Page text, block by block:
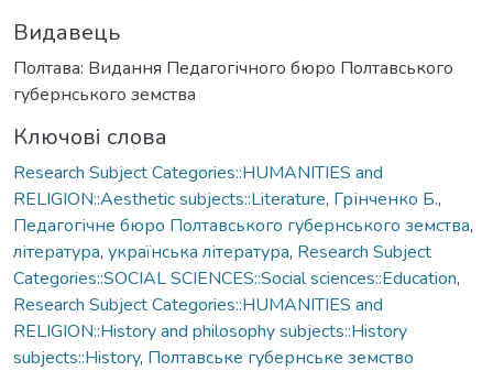
Видавець
Полтава: Видання Педагогічного бюро Полтавського
губернського земства
Ключові слова
Research Subject Categories::HUMANITIES and
RELIGION::Aesthetic subjects::Literature, Грінченко Б.,
Педагогічне бюро Полтавського губернського земства,
література, українська література, Research Subject
Categories::SOCIAL SCIENCES::Social sciences::Education,
Research Subject Categories::HUMANITIES and
RELIGION::History and philosophy subjects::History
subjects::History, Полтавське губернське земство